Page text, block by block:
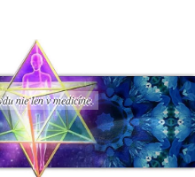
nie len v medicíne.